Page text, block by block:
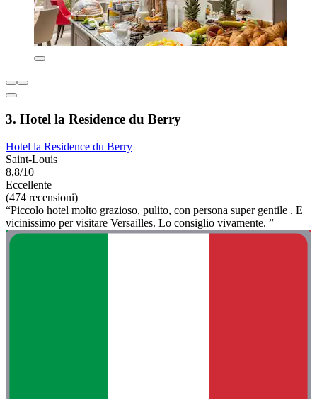
3. Hotel la Residence du Berry
Hotel la Residence du Berry
Saint-Louis
8,8/10
Eccellente
(474 recensioni)
“Piccolo hotel molto grazioso, pulito, con persona super gentile . E
vicinissimo per visitare Versailles. Lo consiglio vivamente. ”